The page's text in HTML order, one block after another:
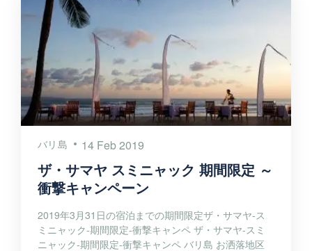
バリ島 14 Feb 2019
ザ・サマヤ スミニャック 期間限定 ～
衝撃キャンペーン
2019年3月31日の宿泊までの期間限定ザ・サマヤ-ス
ミニャック-期間限定-衝撃キャンペ ザ・サマヤ-スミ
ニャック-期間限定-衝撃キャンペ バリ島 お洒落地区